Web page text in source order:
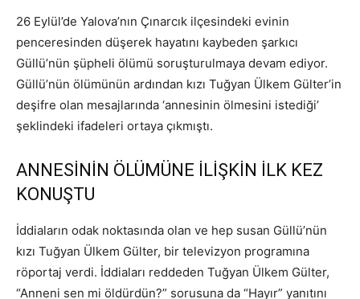
26 Eylül’de Yalova’nın Çınarcık ilçesindeki evinin
penceresinden düşerek hayatını kaybeden şarkıcı
Güllü’nün şüpheli ölümü soruşturulmaya devam ediyor.
Güllü’nün ölümünün ardından kızı Tuğyan Ülkem Gülter’in
deşifre olan mesajlarında ‘annesinin ölmesini istediği’
şeklindeki ifadeleri ortaya çıkmıştı.
ANNESİNİN ÖLÜMÜNE İLİŞKİN İLK KEZ
KONUŞTU
İddiaların odak noktasında olan ve hep susan Güllü’nün
kızı Tuğyan Ülkem Gülter, bir televizyon programına
röportaj verdi. İddiaları reddeden Tuğyan Ülkem Gülter,
“Anneni sen mi öldürdün?” sorusuna da “Hayır” yanıtını